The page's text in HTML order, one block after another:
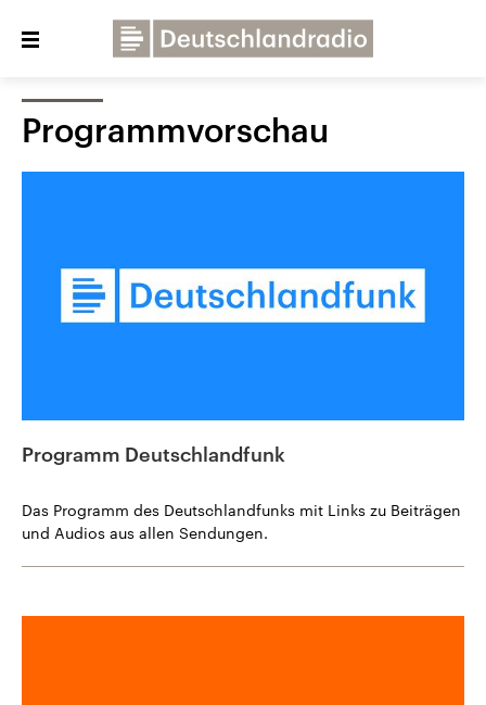
Close
Deutschlandfunk Kultur
Deutschlandfunk Nova
Programmvorschau
Programm Deutschlandfunk
Das Programm des Deutschlandfunks mit Links zu Beiträgen
und Audios aus allen Sendungen.